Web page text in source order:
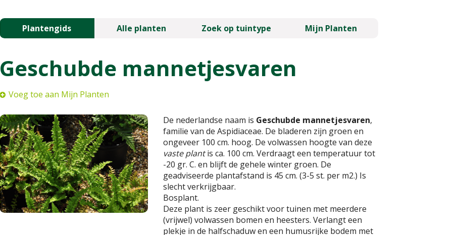
Plantengids Alle planten Zoek op tuintype Mijn Planten
Geschubde mannetjesvaren
Voeg toe aan Mijn Planten
De nederlandse naam is Geschubde mannetjesvaren,
familie van de Aspidiaceae. De bladeren zijn groen en
ongeveer 100 cm. hoog. De volwassen hoogte van deze
vaste plantis ca. 100 cm. Verdraagt een temperatuur tot
-20 gr. C. en blijft de gehele winter groen. De
geadviseerde plantafstand is 45 cm. (3-5 st. per m2.) Is
slecht verkrijgbaar.
Bosplant.
Deze plant is zeer geschikt voor tuinen met meerdere
(vrijwel) volwassen bomen en heesters. Verlangt een
plekje in de halfschaduw en een humusrijke bodem met